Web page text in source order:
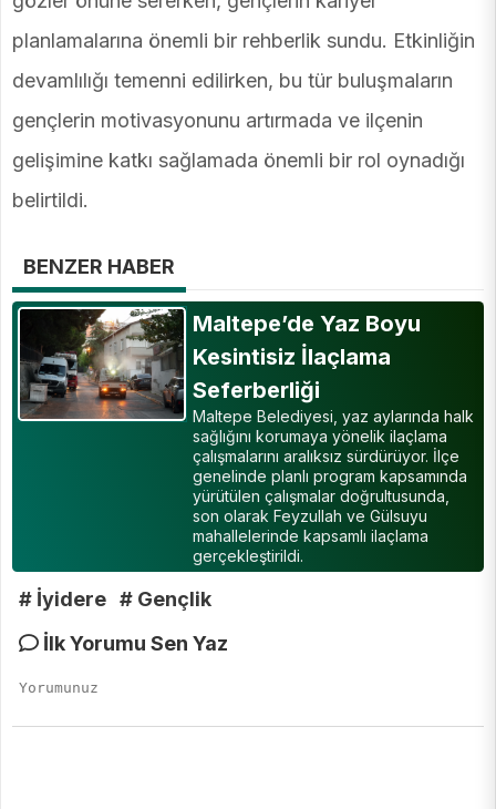
planlamalarına önemli bir rehberlik sundu. Etkinliğin
devamlılığı temenni edilirken, bu tür buluşmaların
gençlerin motivasyonunu artırmada ve ilçenin
gelişimine katkı sağlamada önemli bir rol oynadığı
belirtildi.
BENZER HABER
Maltepe’de Yaz Boyu
Kesintisiz İlaçlama
Seferberliği
Maltepe Belediyesi, yaz aylarında halk
sağlığını korumaya yönelik ilaçlama
çalışmalarını aralıksız sürdürüyor. İlçe
genelinde planlı program kapsamında
yürütülen çalışmalar doğrultusunda,
son olarak Feyzullah ve Gülsuyu
mahallelerinde kapsamlı ilaçlama
gerçekleştirildi.
# İyidere # Gençlik
İlk Yorumu Sen Yaz